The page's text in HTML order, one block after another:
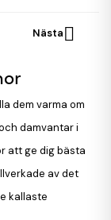
Nästa
dem varma om
damvantar i
att ge dig bästa
av det
kallaste